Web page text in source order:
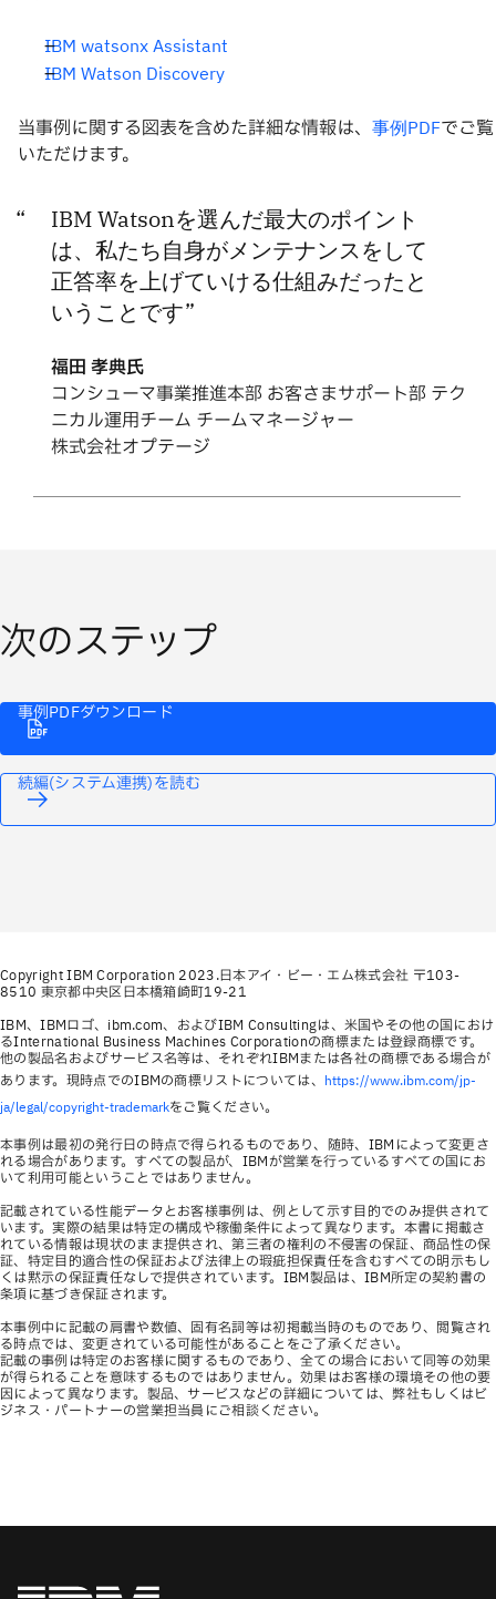
IBM watsonx Assistant
IBM Watson Discovery
当事例に関する図表を含めた詳細な情報は、 事例PDFでご覧
いただけます。
IBM Watsonを選んだ最大のポイント
は、私たち自身がメンテナンスをして
正答率を上げていける仕組みだったと
いうことです
福田 孝典氏
コンシューマ事業推進本部 お客さまサポート部 テク
ニカル運用チーム チームマネージャー
株式会社オプテージ
次のステップ
事例PDFダウンロード
続編(システム連携)を読む
Copyright IBM Corporation 2023.日本アイ・ビー・エム株式会社 〒103-
8510 東京都中央区日本橋箱崎町19-21
IBM、IBMロゴ、ibm.com、およびIBM Consultingは、米国やその他の国におけ
るInternational Business Machines Corporationの商標または登録商標です。
他の製品名およびサービス名等は、それぞれIBMまたは各社の商標である場合が
あります。現時点でのIBMの商標リストについては、 https://www.ibm.com/jp-
ja/legal/copyright-trademarkをご覧ください。
本事例は最初の発行日の時点で得られるものであり、随時、IBMによって変更さ
れる場合があります。すべての製品が、IBMが営業を行っているすべての国にお
いて利用可能ということではありません。
記載されている性能データとお客様事例は、例として示す目的でのみ提供されて
います。実際の結果は特定の構成や稼働条件によって異なります。本書に掲載さ
れている情報は現状のまま提供され、第三者の権利の不侵害の保証、商品性の保
証、特定目的適合性の保証および法律上の瑕疵担保責任を含むすべての明示もし
くは黙示の保証責任なしで提供されています。IBM製品は、IBM所定の契約書の
条項に基づき保証されます。
本事例中に記載の肩書や数値、固有名詞等は初掲載当時のものであり、閲覧され
る時点では、変更されている可能性があることをご了承ください。
記載の事例は特定のお客様に関するものであり、全ての場合において同等の効果
が得られることを意味するものではありません。効果はお客様の環境その他の要
因によって異なります。製品、サービスなどの詳細については、弊社もしくはビ
ジネス・パートナーの営業担当員にご相談ください。